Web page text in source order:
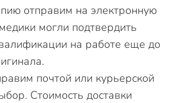
отправим на электронную
могли подтвердить
на работе еще до
почтой или курьерской
Стоимость доставки